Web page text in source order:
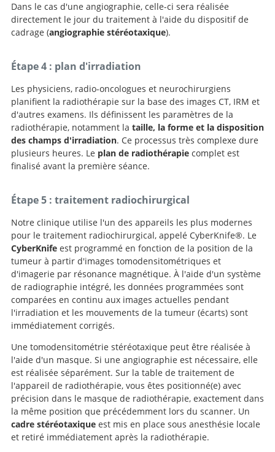
Dans le cas d'une angiographie, celle-ci sera réalisée
directement le jour du traitement à l'aide du dispositif de
cadrage (angiographie stéréotaxique).
Étape 4 : plan d'irradiation
Les physiciens, radio-oncologues et neurochirurgiens
planifient la radiothérapie sur la base des images CT, IRM et
d'autres examens. Ils définissent les paramètres de la
radiothérapie, notamment la taille, la forme et la disposition
des champs d'irradiation. Ce processus très complexe dure
plusieurs heures. Le plan de radiothérapiecomplet est
finalisé avant la première séance.
Étape 5 : traitement radiochirurgical
Notre clinique utilise l'un des appareils les plus modernes
pour le traitement radiochirurgical, appelé CyberKnife®. Le
CyberKnifeest programmé en fonction de la position de la
tumeur à partir d'images tomodensitométriques et
d'imagerie par résonance magnétique. À l'aide d'un système
de radiographie intégré, les données programmées sont
comparées en continu aux images actuelles pendant
l'irradiation et les mouvements de la tumeur (écarts) sont
immédiatement corrigés.
Une tomodensitométrie stéréotaxique peut être réalisée à
l'aide d'un masque. Si une angiographie est nécessaire, elle
est réalisée séparément. Sur la table de traitement de
l'appareil de radiothérapie, vous êtes positionné(e) avec
précision dans le masque de radiothérapie, exactement dans
la même position que précédemment lors du scanner. Un
cadre stéréotaxiqueest mis en place sous anesthésie locale
et retiré immédiatement après la radiothérapie.